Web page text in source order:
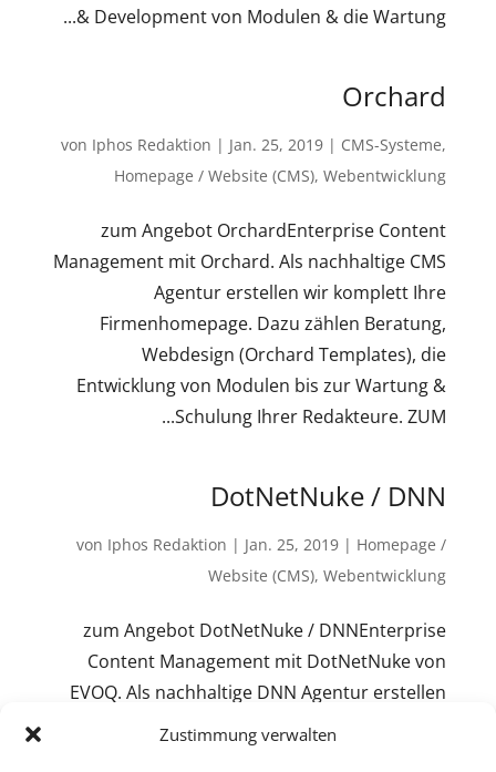
Zustimmung verwalten
Development von Modulen & die Wartung &...
Orchard
von Iphos Redaktion | Jan. 25, 2019 | CMS-Systeme,
Homepage / Website (CMS),Webentwicklung
zum Angebot OrchardEnterprise Content
Management mit Orchard. Als nachhaltige CMS
Agentur erstellen wir komplett Ihre
Firmenhomepage. Dazu zählen Beratung,
Webdesign (Orchard Templates), die
Entwicklung von Modulen bis zur Wartung &
Schulung Ihrer Redakteure. ZUM...
DotNetNuke / DNN
von Iphos Redaktion | Jan. 25, 2019 | Homepage /
Website (CMS),Webentwicklung
zum Angebot DotNetNuke / DNNEnterprise
Content Management mit DotNetNuke von
EVOQ. Als nachhaltige DNN Agentur erstellen
wir komplett Ihre Corporatewebsite: von der